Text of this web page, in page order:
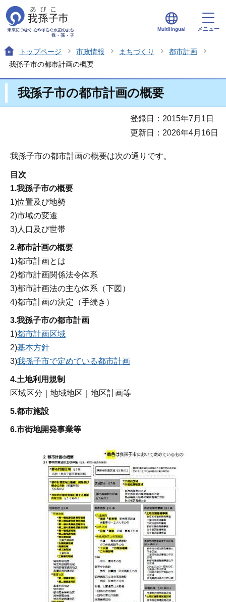
Multilingual メニュー
トップページ 市政情報 まちづくり
都市計画
我孫子市の都市計画の概要
我孫子市の都市計画の概要
登録日：2015年7月1日
更新日：2026年4月16日
我孫子市の都市計画の概要は次の通りです。
目次
1.我孫子市の概要
1)位置及び地勢
2)市域の変遷
3)人口及び世帯
2.都市計画の概要
1)都市計画とは
2)都市計画関係法令体系
3)都市計画法の主な体系（下図）
4)都市計画の決定（手続き）
3.我孫子市の都市計画
1)都市計画区域
2)基本方針
3)我孫子市で定めている都市計画
4.土地利用規制
区域区分｜地域地区｜地区計画等
5.都市施設
6.市街地開発事業等